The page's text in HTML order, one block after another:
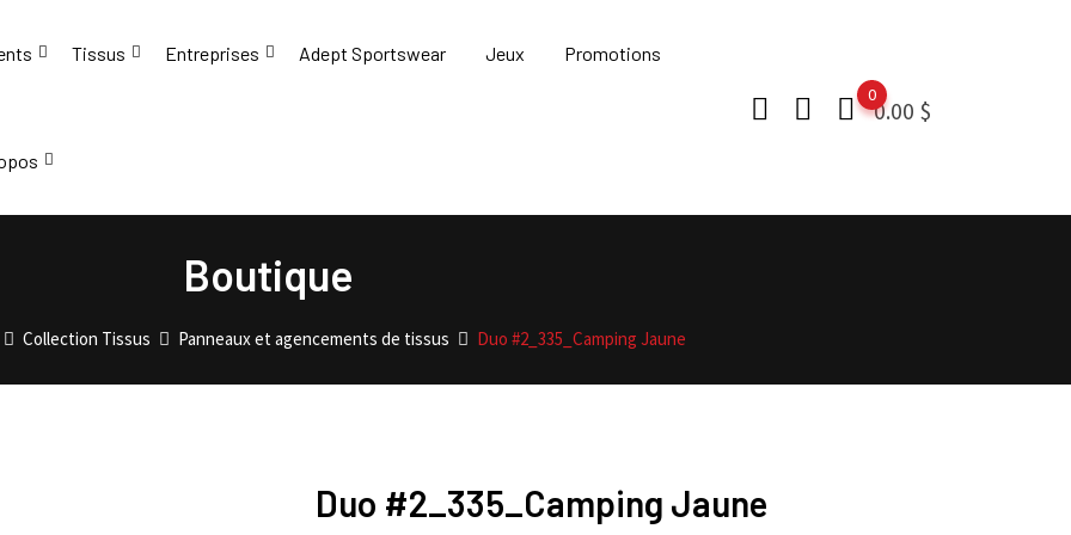
Tissus Entreprises Adept Sportswear Jeux Promotions
0.00 $
0
Boutique
Collection Tissus Panneaux et agencements de tissus Duo #2_335_Camping Jaune
Duo #2_335_Camping Jaune